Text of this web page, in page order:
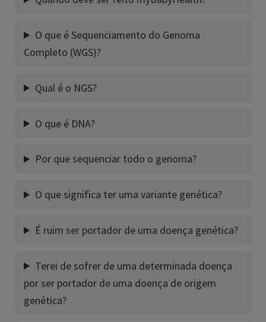
O que é Sequenciamento do Genoma
Completo (WGS)?
Qual é o NGS?
O que é DNA?
Por que sequenciar todo o genoma?
O que significa ter uma variante genética?
É ruim ser portador de uma doença genética?
Terei de sofrer de uma determinada doença
por ser portador de uma doença de origem
genética?